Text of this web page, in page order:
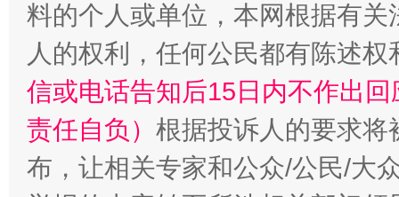
料的个人或单位，本网根据有
人的权利，任何公民都有陈述
信或电话告知后15日内不作出
责任自负） 根据投诉人的要求将
布，让相关专家和公众/公民/大